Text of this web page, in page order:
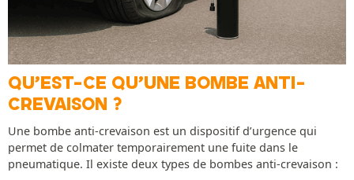
QU’EST-CE QU’UNE BOMBE ANTI-
CREVAISON ?
Une bombe anti-crevaison est un dispositif d’urgence qui
permet de colmater temporairement une fuite dans le
pneumatique. Il existe deux types de bombes anti-crevaison :